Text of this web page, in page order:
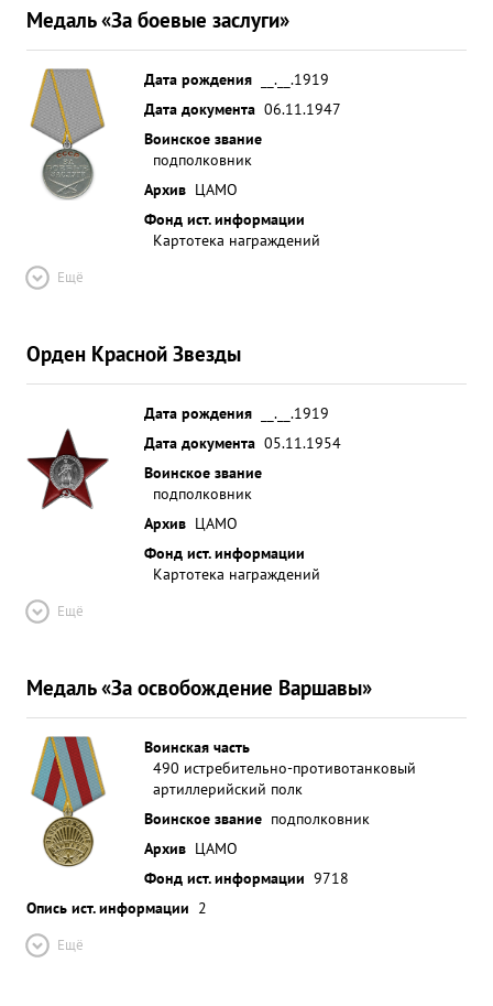
Медаль «За боевые заслуги»
Дата рождения
__.__.1919
Дата документа 06.11.1947
Воинское звание
подполковник
Архив ЦАМО
Фонд ист. информации
Картотека награждений
Ещё
Орден Красной Звезды
Дата рождения
__.__.1919
Дата документа 05.11.1954
Воинское звание
подполковник
Архив ЦАМО
Фонд ист. информации
Картотека награждений
Ещё
Медаль «За освобождение Варшавы»
Воинская часть
490 истребительно-противотанковый
артиллерийский полк
Воинское звание подполковник
Архив ЦАМО
Фонд ист. информации 9718
Опись ист. информации 2
Ещё